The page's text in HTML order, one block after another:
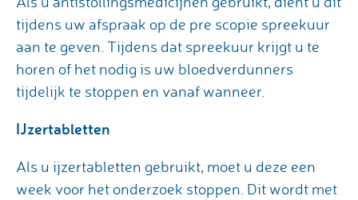
tijdens uw afspraak op de pre scopie spreekuur
aan te geven. Tijdens dat spreekuur krijgt u te
horen of het nodig is uw bloedverdunners
tijdelijk te stoppen en vanaf wanneer.
IJzertabletten
Als u ijzertabletten gebruikt, moet u deze een
week voor het onderzoek stoppen. Dit wordt met